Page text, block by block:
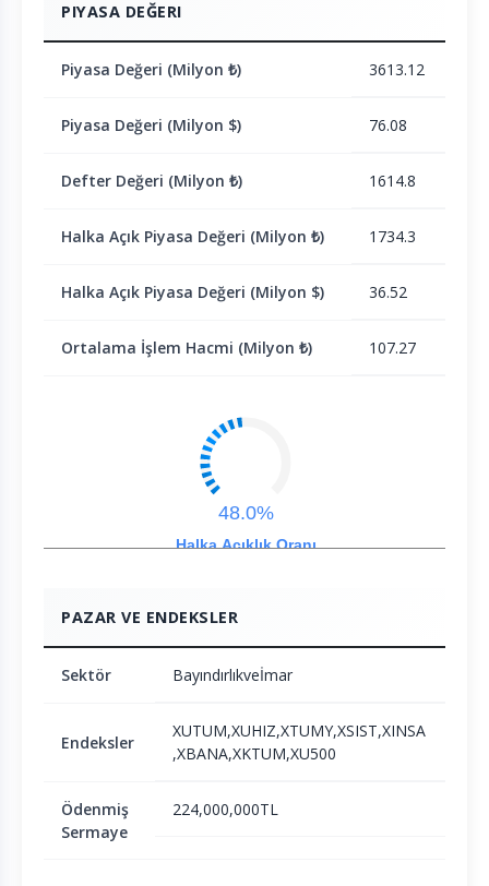
PIYASA DEĞERI
Piyasa Değeri (Milyon ₺) 3613.12
Piyasa Değeri (Milyon $) 76.08
Defter Değeri (Milyon ₺) 1614.8
Halka Açık Piyasa Değeri (Milyon ₺) 1734.3
Halka Açık Piyasa Değeri (Milyon $) 36.52
Ortalama İşlem Hacmi (Milyon ₺) 107.27
Halka Açıklık Oranı
48.0%
PAZAR VE ENDEKSLER
Sektör Bayındırlıkveİmar
Endeksler
XUTUM,XUHIZ,XTUMY,XSIST,XINSA
,XBANA,XKTUM,XU500
Ödenmiş
Sermaye
224,000,000TL